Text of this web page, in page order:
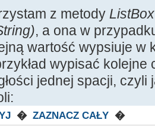
z metody
, a ona w
wartość wypsiuje w
wypisać
jednej spacji, czyli
� ZAZNACZ CAŁY �